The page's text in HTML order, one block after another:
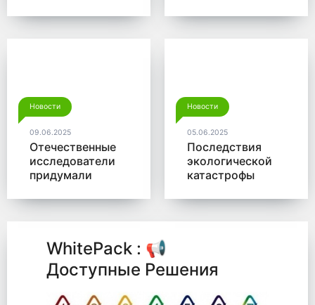
мусора в год
Новости
09.06.2025
Отечественные
исследователи
придумали
для утилизации
Новости
05.06.2025
Последствия
экологической
катастрофы
микробы от
WhitePack : 📢
Доступные Решения